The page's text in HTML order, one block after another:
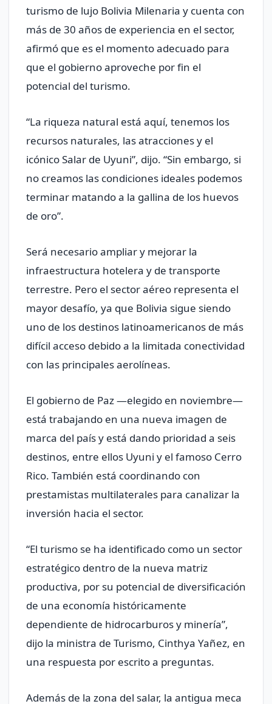
turismo de lujo Bolivia Milenaria y cuenta con
más de 30 años de experiencia en el sector,
afirmó que es el momento adecuado para
que el gobierno aproveche por fin el
potencial del turismo.
“La riqueza natural está aquí, tenemos los
recursos naturales, las atracciones y el
icónico Salar de Uyuni”, dijo. “Sin embargo, si
no creamos las condiciones ideales podemos
terminar matando a la gallina de los huevos
de oro”.
Será necesario ampliar y mejorar la
infraestructura hotelera y de transporte
terrestre. Pero el sector aéreo representa el
mayor desafío, ya que Bolivia sigue siendo
uno de los destinos latinoamericanos de más
difícil acceso debido a la limitada conectividad
con las principales aerolíneas.
El gobierno de Paz —elegido en noviembre—
está trabajando en una nueva imagen de
marca del país y está dando prioridad a seis
destinos, entre ellos Uyuni y el famoso Cerro
Rico. También está coordinando con
prestamistas multilaterales para canalizar la
inversión hacia el sector.
“El turismo se ha identificado como un sector
estratégico dentro de la nueva matriz
productiva, por su potencial de diversificación
de una economía históricamente
dependiente de hidrocarburos y minería”,
dijo la ministra de Turismo, Cinthya Yañez, en
una respuesta por escrito a preguntas.
Además de la zona del salar, la antigua meca